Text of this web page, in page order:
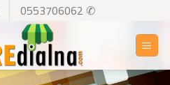
content
✆ 0553706062